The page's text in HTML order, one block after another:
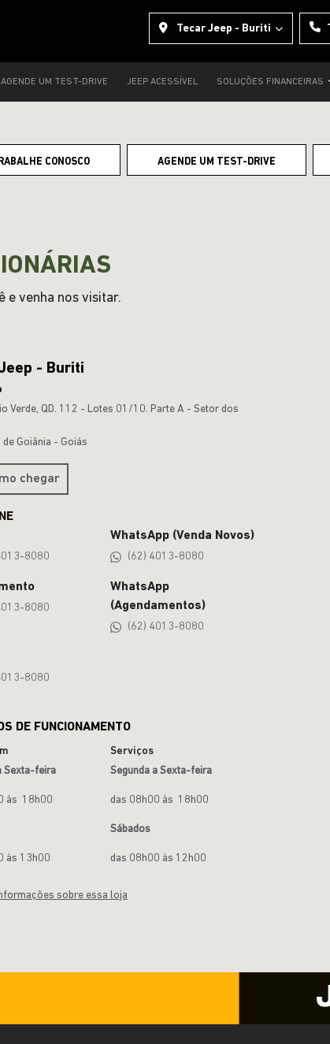
Tecar Jeep - Buriti
AGENDE UM TEST-DRIVE JEEP ACESSÍVEL SOLUÇÕES FINANCEIRAS
CONOSCO AGENDE UM TEST-DRIVE
e venha nos visitar.
- Buriti
Verde, QD. 112 - Lotes 01/10. Parte A - Setor dos
Goiânia - Goiás
chegar
8080
WhatsApp (Venda Novos)
(62) 4013-8080
8080
WhatsApp
(Agendamentos)
(62) 4013-8080
8080
DE FUNCIONAMENTO
Sexta-feira
às 18h00
às 13h00
Serviços
Segunda a Sexta-feira
das 08h00 às 18h00
Sábados
das 08h00 às 12h00
sobre essa loja